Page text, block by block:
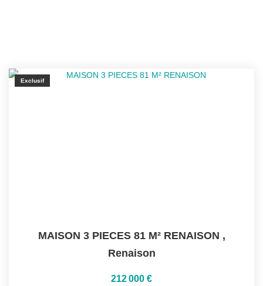
Exclusif
MAISON 3 PIECES 81 M² RENAISON ,
Renaison
212 000 €